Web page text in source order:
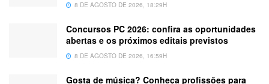
8 DE AGOSTO DE 2026, 18:29H
Concursos PC 2026: confira as oportunidades
abertas e os próximos editais previstos
8 DE AGOSTO DE 2026, 16:59H
Gosta de música? Conheça profissões para